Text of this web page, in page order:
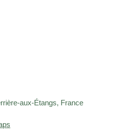
aux-Étangs, France